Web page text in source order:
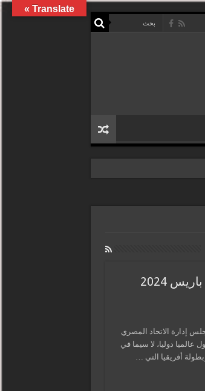
اللجنة العلمية العليا المشرفة على ملف الاستعداد لأولمبياد باريس 2024
إدارة الاتحاد المصري
الوطني الأول عالميا دوليا، لا سيما في
Translate »